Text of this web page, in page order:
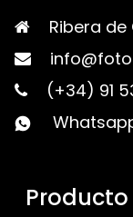
Ribera
(+34) 91
Producto